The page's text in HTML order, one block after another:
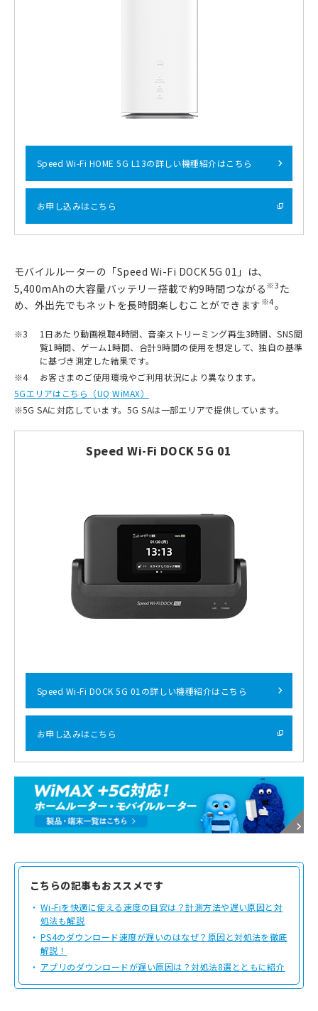
Speed Wi-Fi HOME 5G L13の詳しい機種紹介はこちら
お申し込みはこちら
モバイルルーターの「Speed Wi-Fi DOCK 5G 01」は、
5,400mAhの大容量バッテリー搭載で約9時間つながる※3た
め、外出先でもネットを長時間楽しむことができます※4。
※3
1日あたり動画視聴4時間、音楽ストリーミング再生3時間、SNS閲
覧1時間、ゲーム1時間、合計9時間の使用を想定して、独自の基準
に基づき測定した結果です。
※4
お客さまのご使用環境やご利用状況により異なります。
5Gエリアはこちら（UQ WiMAX）
※5G SAに対応しています。5G SAは一部エリアで提供しています。
Speed Wi-Fi DOCK 5G 01
Speed Wi-Fi DOCK 5G 01の詳しい機種紹介はこちら
お申し込みはこちら
こちらの記事もおススメです
Wi-Fiを快適に使える速度の目安は？計測方法や遅い原因と対
処法も解説
PS4のダウンロード速度が遅いのはなぜ？原因と対処法を徹底
解説！
アプリのダウンロードが遅い原因は？対処法8選とともに紹介